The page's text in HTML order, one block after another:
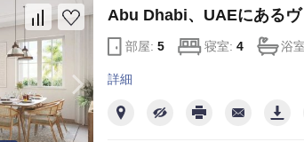
Abu Dhabi、UAEにある
部屋: 5 寝室: 4 浴
詳細